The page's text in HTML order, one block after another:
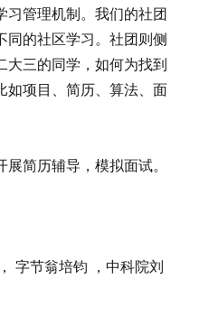
情
况
习管理机制。我们的社团
同的社区学习。社团则侧
大三的同学，如何为找到
如项目、简历、算法、面
简历辅导，模拟面试。
字节翁培钧 ，中科院刘